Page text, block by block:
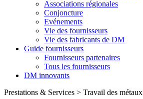
Associations régionales
Conjoncture
Evénements
Vie des fournisseurs
Vie des fabricants de DM
Guide fournisseurs
Fournisseurs partenaires
Tous les fournisseurs
DM innovants
Prestations & Services > Travail des métaux